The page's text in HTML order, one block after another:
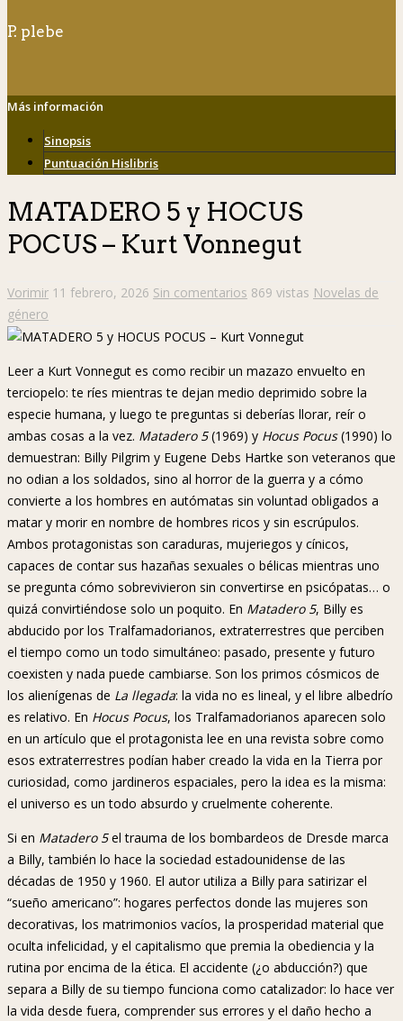
P. plebe
Más información
Sinopsis
Puntuación Hislibris
MATADERO 5 y HOCUS
POCUS – Kurt Vonnegut
Vorimir 11 febrero, 2026 Sin comentarios 869 vistas Novelas de
género
Leer a Kurt Vonnegut es como recibir un mazazo envuelto en
terciopelo: te ríes mientras te dejan medio deprimido sobre la
especie humana, y luego te preguntas si deberías llorar, reír o
ambas cosas a la vez. Matadero 5(1969) y Hocus Pocus(1990) lo
demuestran: Billy Pilgrim y Eugene Debs Hartke son veteranos que
no odian a los soldados, sino al horror de la guerra y a cómo
convierte a los hombres en autómatas sin voluntad obligados a
matar y morir en nombre de hombres ricos y sin escrúpulos.
Ambos protagonistas son caraduras, mujeriegos y cínicos,
capaces de contar sus hazañas sexuales o bélicas mientras uno
se pregunta cómo sobrevivieron sin convertirse en psicópatas… o
quizá convirtiéndose solo un poquito. En Matadero 5, Billy es
abducido por los Tralfamadorianos, extraterrestres que perciben
el tiempo como un todo simultáneo: pasado, presente y futuro
coexisten y nada puede cambiarse. Son los primos cósmicos de
los alienígenas de La llegada: la vida no es lineal, y el libre albedrío
es relativo. En Hocus Pocus, los Tralfamadorianos aparecen solo
en un artículo que el protagonista lee en una revista sobre como
esos extraterrestres podían haber creado la vida en la Tierra por
curiosidad, como jardineros espaciales, pero la idea es la misma:
el universo es un todo absurdo y cruelmente coherente.
Si en Matadero 5el trauma de los bombardeos de Dresde marca
a Billy, también lo hace la sociedad estadounidense de las
décadas de 1950 y 1960. El autor utiliza a Billy para satirizar el
“sueño americano”: hogares perfectos donde las mujeres son
decorativas, los matrimonios vacíos, la prosperidad material que
oculta infelicidad, y el capitalismo que premia la obediencia y la
rutina por encima de la ética. El accidente (¿o abducción?) que
separa a Billy de su tiempo funciona como catalizador: lo hace ver
la vida desde fuera, comprender sus errores y el daño hecho a